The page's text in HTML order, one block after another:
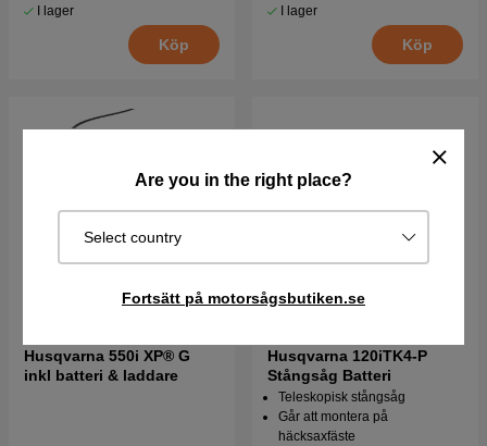
Are you in the right place?
Select country
Fortsätt på motorsågsbutiken.se
I lager
Köp
I lager
Köp
Husqvarna 550i XP® G
inkl batteri & laddare
Husqvarna 120iTK4-P
Stångsåg Batteri
Teleskopisk stångsåg
Går att montera på
häcksaxfäste